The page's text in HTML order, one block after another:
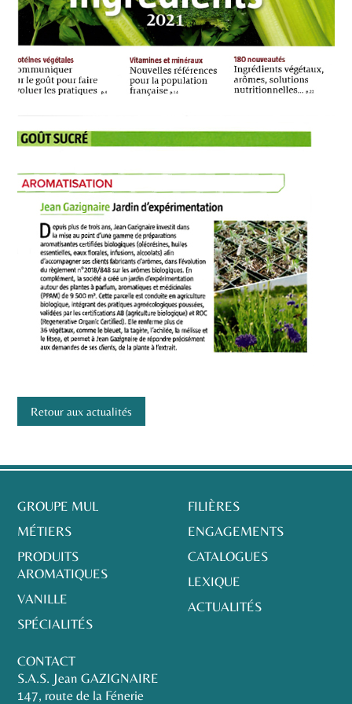
Retour aux actualités
GROUPE MUL
MÉTIERS
PRODUITS
AROMATIQUES
VANILLE
SPÉCIALITÉS
FILIÈRES
ENGAGEMENTS
CATALOGUES
LEXIQUE
ACTUALITÉS
CONTACT
S.A.S. Jean GAZIGNAIRE
147, route de la Fénerie